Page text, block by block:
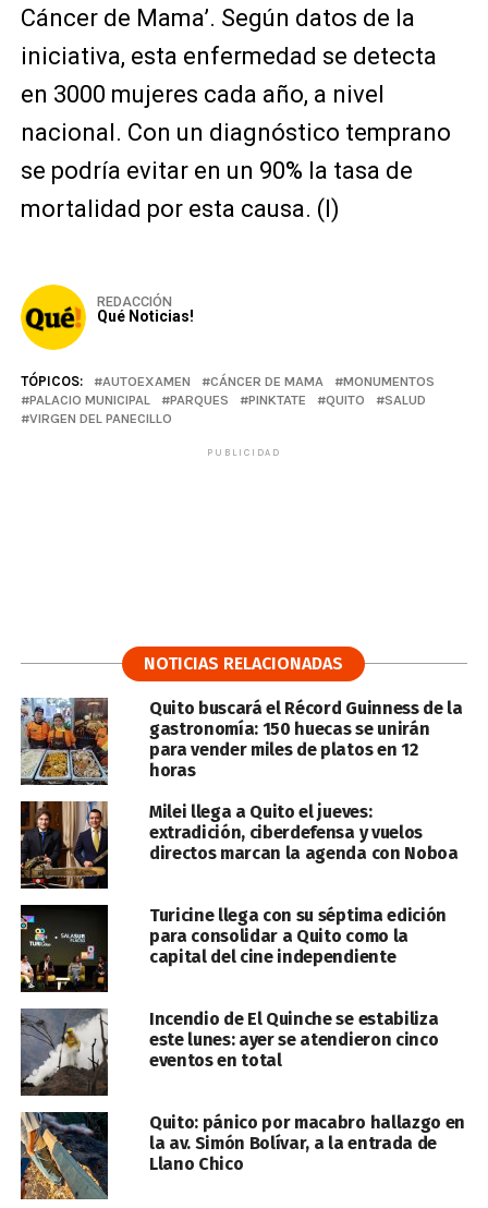
Cáncer de Mama’. Según datos de la
iniciativa, esta enfermedad se detecta
en 3000 mujeres cada año, a nivel
nacional. Con un diagnóstico temprano
se podría evitar en un 90% la tasa de
mortalidad por esta causa. (I)
REDACCIÓN
Qué Noticias!
TÓPICOS: AUTOEXAMEN CÁNCER DE MAMA
MONUMENTOS
PALACIO MUNICIPAL
PARQUES PINKTATE QUITO
SALUD
VIRGEN DEL PANECILLO
PUBLICIDAD
NOTICIAS RELACIONADAS
Quito buscará el Récord Guinness de la
gastronomía: 150 huecas se unirán
para vender miles de platos en 12
horas
Milei llega a Quito el jueves:
extradición, ciberdefensa y vuelos
directos marcan la agenda con Noboa
Turicine llega con su séptima edición
para consolidar a Quito como la
capital del cine independiente
Incendio de El Quinche se estabiliza
este lunes: ayer se atendieron cinco
eventos en total
Quito: pánico por macabro hallazgo en
la av. Simón Bolívar, a la entrada de
Llano Chico